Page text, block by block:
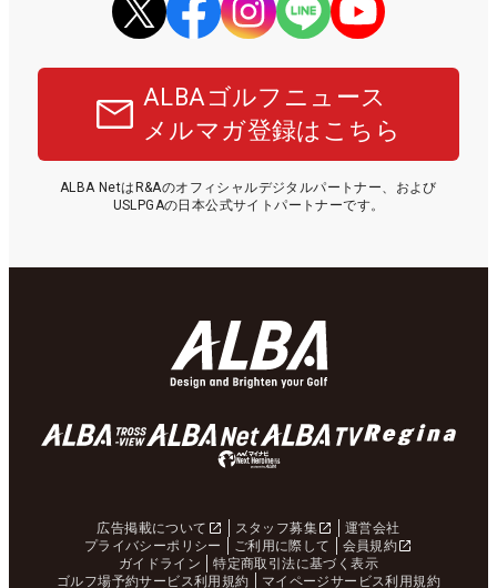
ALBAゴルフニュース
メルマガ登録はこちら
ALBA NetはR&Aのオフィシャルデジタルパートナー、および
USLPGAの日本公式サイトパートナーです。
広告掲載について スタッフ募集
運営会社
プライバシーポリシー
ご利用に際して
会員規約
ガイドライン
特定商取引法に基づく表示
ゴルフ場予約サービス利用規約
マイページサービス利用規約